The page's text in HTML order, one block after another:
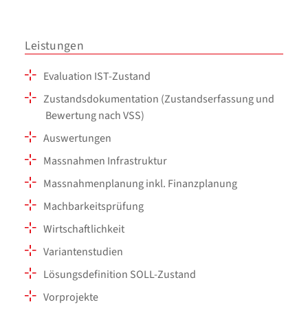
Leistungen
Evaluation IST-Zustand
Zustandsdokumentation (Zustandserfassung und
Bewertung nach VSS)
Auswertungen
Massnahmen Infrastruktur
Massnahmenplanung inkl. Finanzplanung
Machbarkeitsprüfung
Wirtschaftlichkeit
Variantenstudien
Lösungsdefinition SOLL-Zustand
Vorprojekte